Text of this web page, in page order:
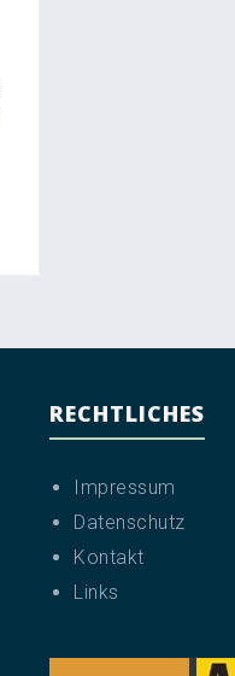
RECHTLICHES
Impressum
Datenschutz
Kontakt
Links